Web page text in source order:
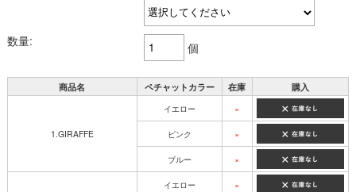
数量: 個
商品名 ペチャットカラー 在庫 購入
1.GIRAFFE
イエロー ×
ピンク ×
ブルー ×
イエロー ×